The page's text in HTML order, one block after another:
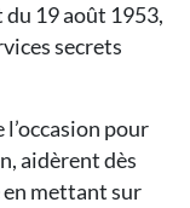
du 19 août 1953,
secrets
pour
aidèrent dès
en mettant sur